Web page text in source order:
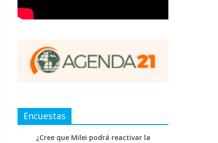
Encuestas
¿Cree que Milei podrá reactivar la